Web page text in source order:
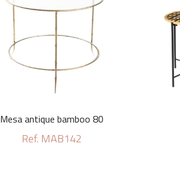
Mesa antique bamboo 80
Ref. MAB142